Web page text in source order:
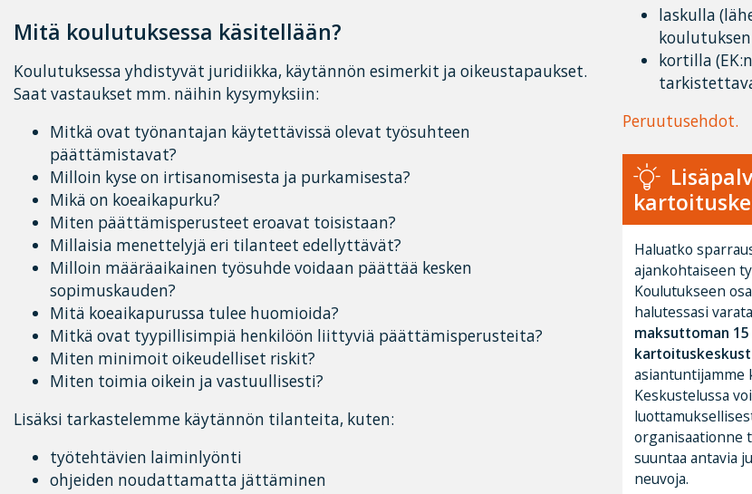
Mitä koulutuksessa käsitellään?
Koulutuksessa yhdistyvät juridiikka, käytännön esimerkit ja oikeustapaukset.
Saat vastaukset mm. näihin kysymyksiin:
Mitkä ovat työnantajan käytettävissä olevat työsuhteen
päättämistavat?
Milloin kyse on irtisanomisesta ja purkamisesta?
Mikä on koeaikapurku?
Miten päättämisperusteet eroavat toisistaan?
Millaisia menettelyjä eri tilanteet edellyttävät?
Milloin määräaikainen työsuhde voidaan päättää kesken
sopimuskauden?
Mitä koeaikapurussa tulee huomioida?
Mitkä ovat tyypillisimpiä henkilöön liittyviä päättämisperusteita?
Miten minimoit oikeudelliset riskit?
Miten toimia oikein ja vastuullisesti?
Lisäksi tarkastelemme käytännön tilanteita, kuten:
työtehtävien laiminlyönti
ohjeiden noudattamatta jättäminen
laskulla
kortilla
Peruutusehdot.
Haluatko
ajankohtaiseen
Koulutukseen
halutessasi
maksuttoman
asiantuntijamme
Keskustelussa
organisaationne
suuntaa antavia
neuvoja.